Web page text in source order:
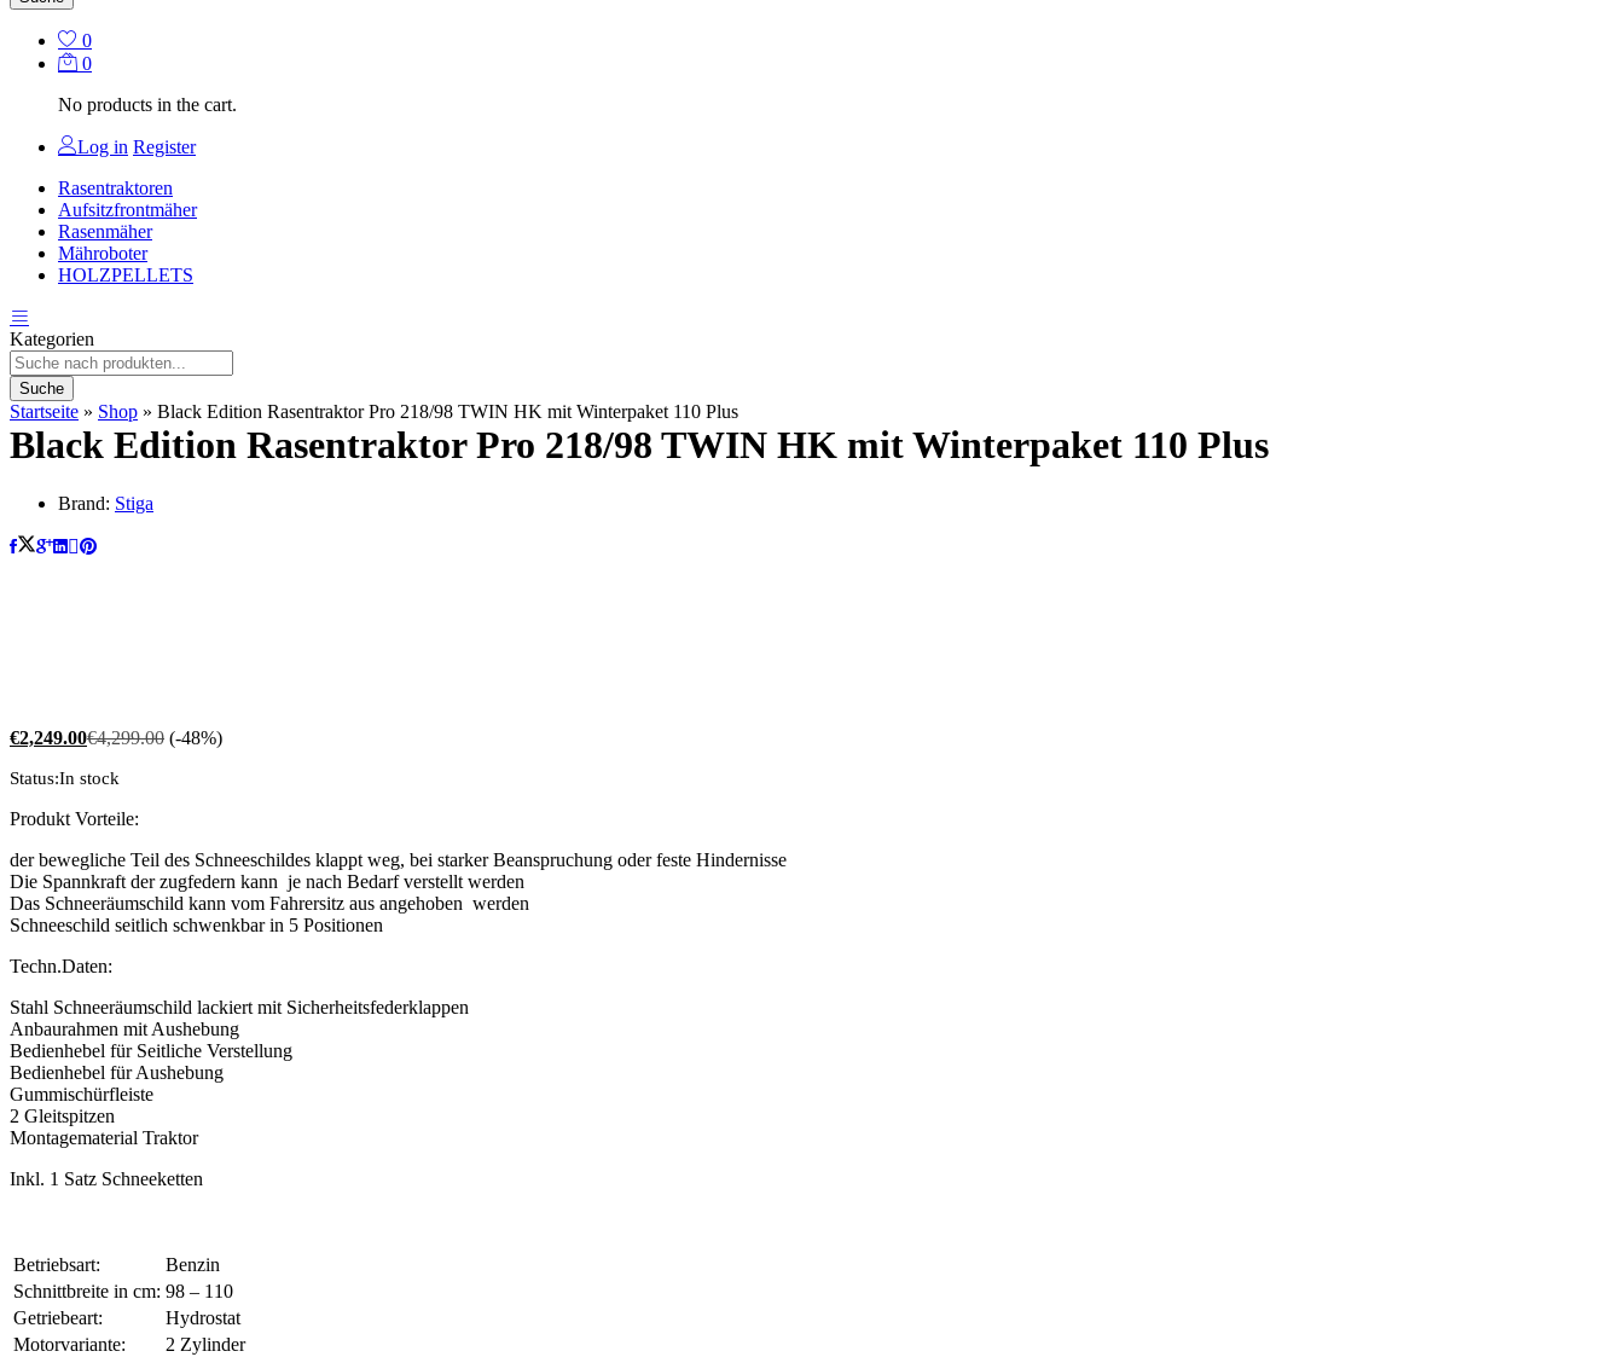
0
0
No products in the cart.
Log in Register
Rasentraktoren
Aufsitzfrontmäher
Rasenmäher
Mähroboter
HOLZPELLETS
Kategorien
Suche
Startseite » Shop » Black Edition Rasentraktor Pro 218/98 TWIN HK mit Winterpaket 110 Plus
Black Edition Rasentraktor Pro 218/98 TWIN HK mit Winterpaket 110 Plus
Brand: Stiga
€2,249.00€4,299.00 (-48%)
Status:In stock
Produkt Vorteile:
der bewegliche Teil des Schneeschildes klappt weg, bei starker Beanspruchung oder feste Hindernisse
Die Spannkraft der zugfedern kann je nach Bedarf verstellt werden
Das Schneeräumschild kann vom Fahrersitz aus angehoben werden
Schneeschild seitlich schwenkbar in 5 Positionen
Techn.Daten:
Stahl Schneeräumschild lackiert mit Sicherheitsfederklappen
Anbaurahmen mit Aushebung
Bedienhebel für Seitliche Verstellung
Bedienhebel für Aushebung
Gummischürfleiste
2 Gleitspitzen
Montagematerial Traktor
Inkl. 1 Satz Schneeketten
Betriebsart:
Benzin
Schnittbreite in cm: 98 – 110
Getriebeart:
Hydrostat
Motorvariante:
2 Zylinder